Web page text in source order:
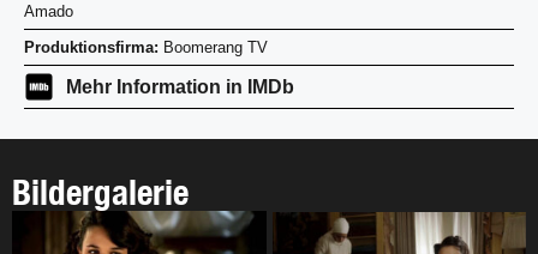
Amado
Produktionsfirma: Boomerang TV
Mehr Information in IMDb
Bildergalerie